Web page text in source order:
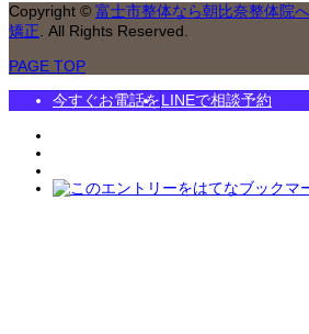
Copyright © 富士市整体なら朝比奈整体院
矯正 . All Rights Reserved.
PAGE TOP
今すぐお電話をLINEで相談予約